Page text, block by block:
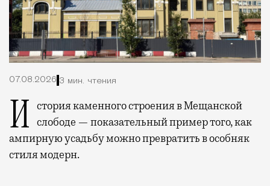
07.08.2026 3 мин. чтения
История каменного строения в Мещанской слободе — показательный пример того, как
ампирную усадьбу можно превратить в особняк
стиля модерн.